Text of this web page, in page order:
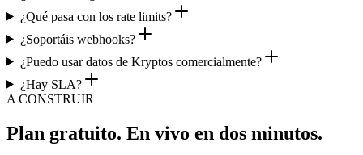
¿Qué pasa con los rate limits?
¿Soportáis webhooks?
¿Puedo usar datos de Kryptos comercialmente?
¿Hay SLA?
A CONSTRUIR
Plan gratuito. En vivo en dos minutos.